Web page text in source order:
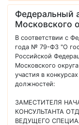
Федеральный
Московского
В соответствии с
года № 79-ФЗ "О
Российской
Московского
участия в
должностей:
ЗАМЕСТИТЕЛЯ
КОНСУЛЬТАНТА
ВЕДУЩЕГО